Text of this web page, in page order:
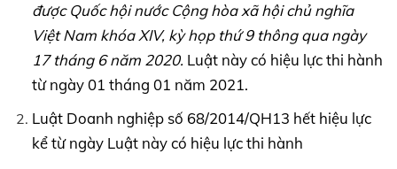
được Quốc hội nước Cộng hòa xã hội chủ nghĩa
Việt Nam khóaXIV, kỳ họp thứ 9 thông qua ngày
17 tháng 6 năm 2020.Luật này có hiệu lực thi hành
từ ngày 01 tháng 01 năm 2021.
Luật Doanh nghiệp số 68/2014/QH13 hết hiệu lực
kể từ ngày Luật này có hiệu lực thi hành